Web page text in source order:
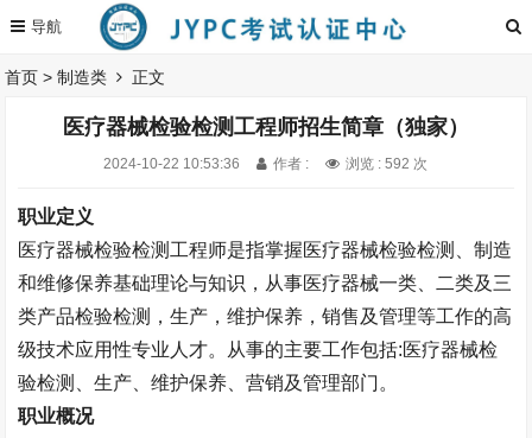
首页 >制造类 正文
医疗器械检验检测工程师招生简章（独家）
2024-10-22 10:53:36 作者 : 浏览 : 592 次
职业定义
医疗器械检验检测工程师是指掌握医疗器械检验检测、制造
和维修保养基础理论与知识，从事医疗器械一类、二类及三
类产品检验检测，生产，维护保养，销售及管理等工作的高
级技术应用性专业人才。从事的主要工作包括:医疗器械检
验检测、生产、维护保养、营销及管理部门。
职业概况